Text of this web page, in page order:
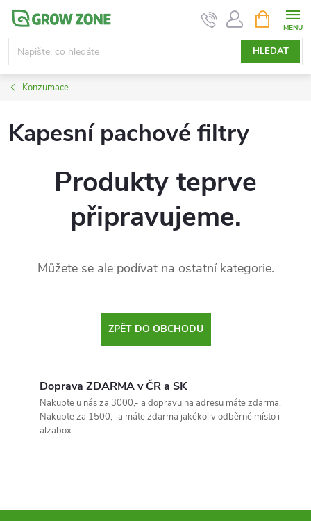
Přejít
obsah
HLEDAT
NÁKUPNÍ
KOŠÍK
Konzumace
Kapesní pachové filtry
Produkty teprve
připravujeme.
Můžete se ale podívat na ostatní kategorie.
ZPĚT DO OBCHODU
Doprava ZDARMA v ČR a SK
Nakupte u nás za 3000,- a dopravu na adresu máte zdarma.
Nakupte za 1500,- a máte zdarma jakékoliv odběrné místo i
alzabox.